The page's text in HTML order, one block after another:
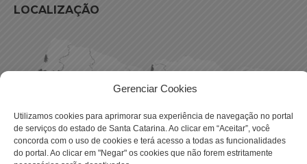
Gerenciar Cookies
Utilizamos cookies para aprimorar sua experiência de navegação no portal
de serviços do estado de Santa Catarina. Ao clicar em “Aceitar”, você
concorda com o uso de cookies e terá acesso a todas as funcionalidades
do portal. Ao clicar em "Negar" os cookies que não forem estritamente
LOCALIZAÇÃO